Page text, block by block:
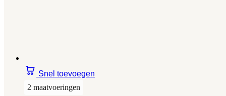
Snel toevoegen
2 maatvoeringen